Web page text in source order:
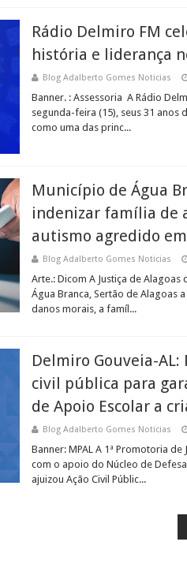
Rádio Delmiro FM
história e liderança
Blog Adalberto Gomes Noticias
Banner. : Assessoria A Rádio
segunda-feira (15), seus 31 anos
como uma das princ...
Município de Água
indenizar família de
autismo agredido
Blog Adalberto Gomes Noticias
Arte.: Dicom A Justiça de
Água Branca, Sertão de Alagoas
danos morais, a famíl...
Delmiro Gouveia-AL:
civil pública para
de Apoio Escolar a
Blog Adalberto Gomes Noticias
Banner: MPAL A 1ª Promotoria
com o apoio do Núcleo de
ajuizou Ação Civil Públic...